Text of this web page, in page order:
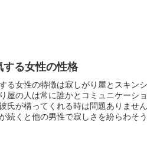
する女性の性格
る女性の特徴は寂しがり屋とスキン
屋の人は常に誰かとコミュニケーシ
氏が構ってくれる時は問題ありませ
続くと他の男性で寂しさを紛らわそ